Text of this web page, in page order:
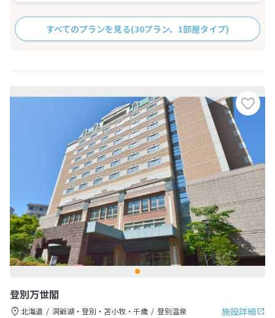
すべてのプランを見る(30プラン、1部屋タイプ)
登別万世閣
施設詳細
北海道 洞爺湖・登別・苫小牧・千歳
登別温泉